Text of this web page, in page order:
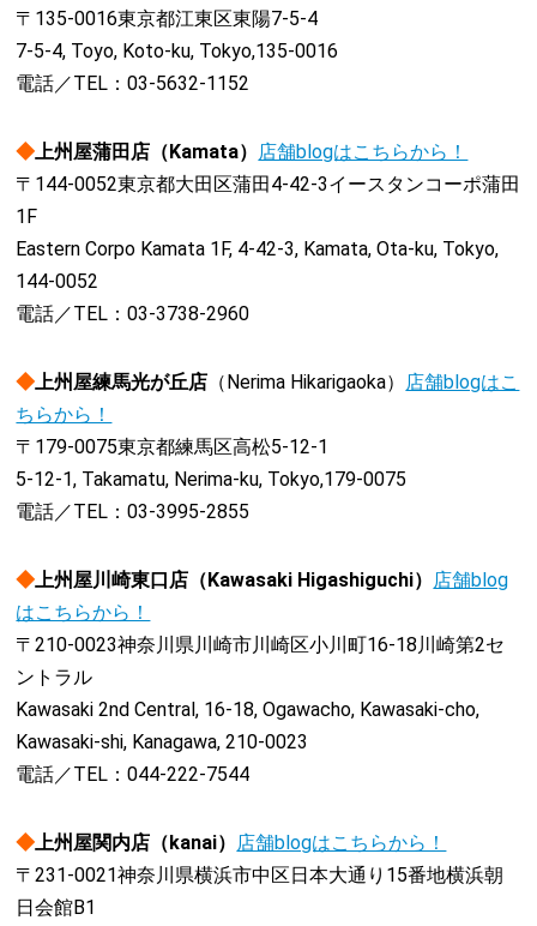
〒135-0016東京都江東区東陽7-5-4
7-5-4, Toyo, Koto-ku, Tokyo,135-0016
電話／TEL：03-5632-1152
◆上州屋蒲田店（Kamata） 店舗blogはこちらから！
〒144-0052東京都大田区蒲田4-42-3イースタンコーポ蒲田
1F
Eastern Corpo Kamata 1F, 4-42-3, Kamata, Ota-ku, Tokyo,
144-0052
電話／TEL：03-3738-2960
◆上州屋練馬光が丘店 （Nerima Hikarigaoka） 店舗blogはこ
ちらから！
〒179-0075東京都練馬区高松5-12-1
5-12-1, Takamatu, Nerima-ku, Tokyo,179-0075
電話／TEL：03-3995-2855
◆上州屋川崎東口店（Kawasaki Higashiguchi） 店舗blog
はこちらから！
〒210-0023神奈川県川崎市川崎区小川町16-18川崎第2セ
ントラル
Kawasaki 2nd Central, 16-18, Ogawacho, Kawasaki-cho,
Kawasaki-shi, Kanagawa, 210-0023
電話／TEL：044-222-7544
◆上州屋関内店（kanai） 店舗blogはこちらから！
〒231-0021神奈川県横浜市中区日本大通り15番地横浜朝
日会館B1